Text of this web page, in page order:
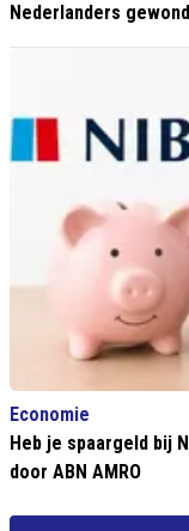
Nederlanders
Economie
Heb je spaargeld bij
door ABN AMRO